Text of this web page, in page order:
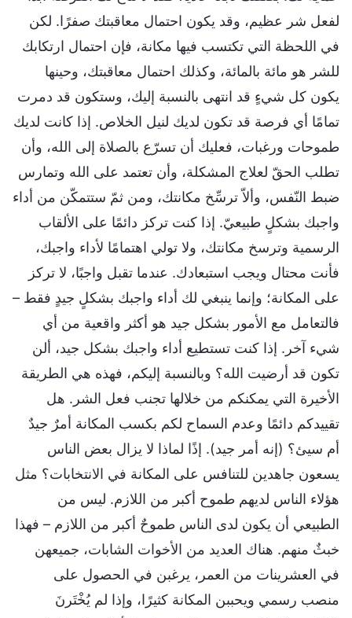
لفعل شر عظيم، وقد يكون احتمال معاقبتك صفرًا. لكن
في اللحظة التي تكتسب فيها مكانة، فإن احتمال ارتكابك
للشر هو مائة بالمائة، وكذلك احتمال معاقبتك، وحينها
يكون كل شيءٍ قد انتهى بالنسبة إليك، وستكون قد دمرت
تمامًا أي فرصة قد تكون لديك لنيل الخلاص. إذا كانت لديك
طموحات ورغبات، فعليك أن تسرّع بالصلاة إلى الله، وأن
تطلب الحقّ لعلاج المشكلة، وأن تعتمد على الله وتمارس
ضبط النّفس، وألاّ ترسِّخ مكانتك، ومن ثمّ ستتمكّن من أداء
واجبك بشكلٍ طبيعيّ. إذا كنت تركز دائمًا على الألقاب
الرسمية وترسخ مكانتك، ولا تولي اهتمامًا لأداء واجبك،
فأنت محتال ويجب استبعادك. عندما تقبل واجبًا، لا تركز
على المكانة؛ وإنما ينبغي لك أداء واجبك بشكلٍ جيدٍ فقط –
فالتعامل مع الأمور بشكل جيد هو أكثر واقعية من أي
شيء آخر. إذا كنت تستطيع أداء واجبك بشكل جيد، ألن
تكون قد أرضيت الله؟ وبالنسبة إليكم، فهذه هي الطريقة
الأخيرة التي يمكنكم من خلالها تجنب فعل الشر. هل
تقييدكم دائمًا وعدم السماح لكم بكسب المكانة أمرٌ جيدٌ
أم سيئ؟ (إنه أمر جيد). إذًا لماذا لا يزال بعض الناس
يسعون جاهدين للتنافس على المكانة في الانتخابات؟ مثل
هؤلاء الناس لديهم طموح أكبر من اللازم. ليس من
الطبيعي أن يكون لدى الناس طموحٌ أكبر من اللازم – فهذا
خبثٌ منهم. هناك العديد من الأخوات الشابات، جميعهن
في العشرينات من العمر، يرغبن في الحصول على
منصب رسمي ويحببن المكانة كثيرًا، وإذا لم يُخْتَرنَ